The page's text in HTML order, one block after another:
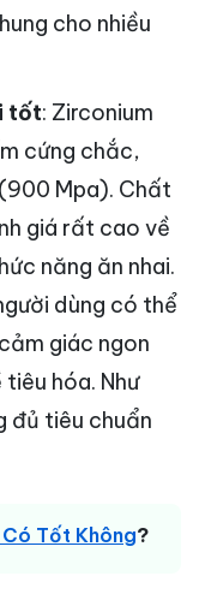
cho nhiều
tốt: Zirconium
cứng chắc,
Mpa). Chất
giá rất cao về
năng ăn nhai.
dùng có thể
giác ngon
hóa. Như
đủ tiêu chuẩn
Tốt Không?